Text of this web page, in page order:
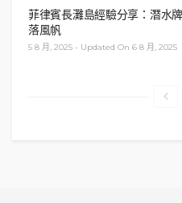
服租借、造型
菲律賓長灘島經驗分享：潛水
落風帆
5 8 月, 2025 - Updated On 6 8 月, 2025